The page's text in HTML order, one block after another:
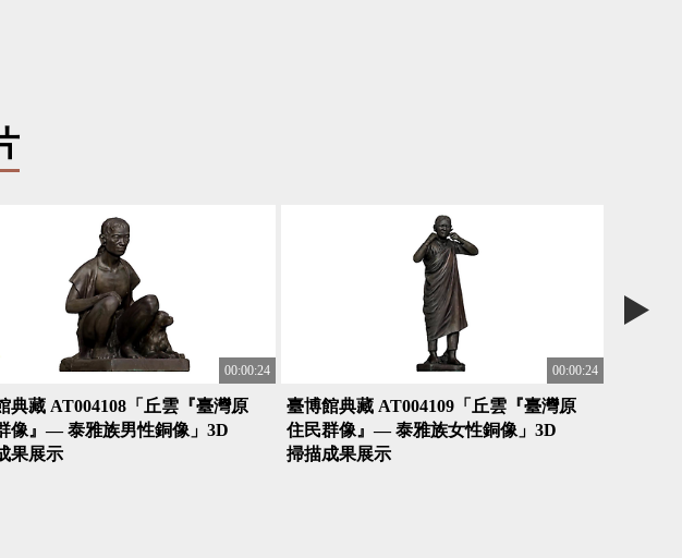
00:00:24
典藏 AT004108「丘雲『臺灣原
像』— 泰雅族男性銅像」3D
果展示
00:00:24
臺博館典藏 AT004109「丘雲『臺灣原
住民群像』— 泰雅族女性銅像」3D
掃描成果展示